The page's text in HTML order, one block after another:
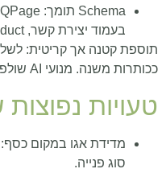
בעמוד יצירת קשר, Product בעמודי מוצר.
תוספת קטנה אך קריטית:
ככותרות משנה. מנועי AI שולפים מהן תשובות נקודתיות.
טעויות
מדידת אגו במקום כסף:
סוג פנייה.